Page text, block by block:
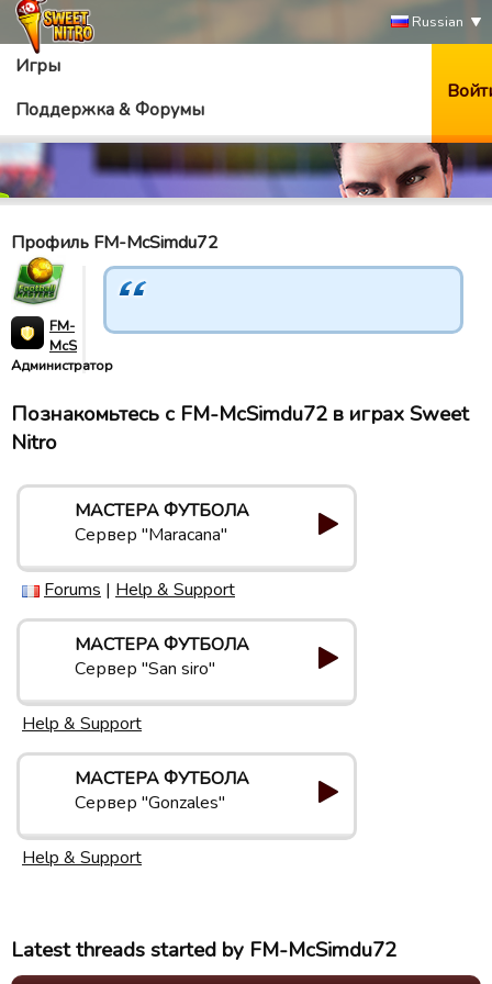
Russian
Игры
Поддержка & Форумы
Профиль FM-McSimdu72
FM-
McSimdu72
Администратор
Познакомьтесь с FM-McSimdu72 в играх Sweet
Nitro
МАСТЕРА ФУТБОЛА
Сервер "Maracana"
Forums | Help & Support
МАСТЕРА ФУТБОЛА
Сервер "San siro"
Help & Support
МАСТЕРА ФУТБОЛА
Сервер "Gonzales"
Help & Support
Latest threads started by FM-McSimdu72